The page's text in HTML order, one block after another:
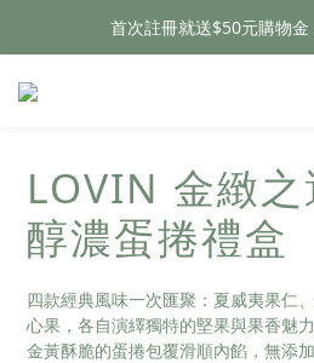
首次註冊就送$50元購物
首次註冊就送$50元購物
✨單筆消費滿$699全館超商免運
LOVIN 金緻
醇濃蛋捲禮盒
四款經典風味一次匯聚：夏威夷果仁
心果，各自演繹獨特的堅果與果香魅力
金黃酥脆的蛋捲包覆滑順內餡，無添